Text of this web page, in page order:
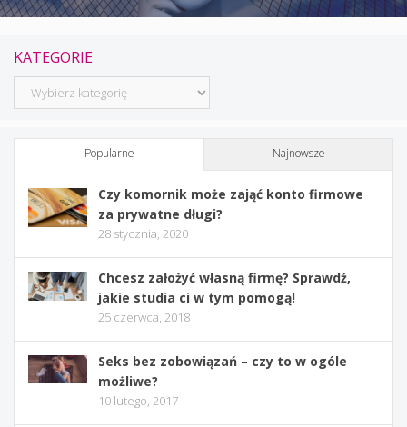
KATEGORIE
Kategorie
Popularne Najnowsze
Czy komornik może zająć konto firmowe
za prywatne długi?
28 stycznia, 2020
Chcesz założyć własną firmę? Sprawdź,
jakie studia ci w tym pomogą!
25 czerwca, 2018
Seks bez zobowiązań – czy to w ogóle
możliwe?
10 lutego, 2017